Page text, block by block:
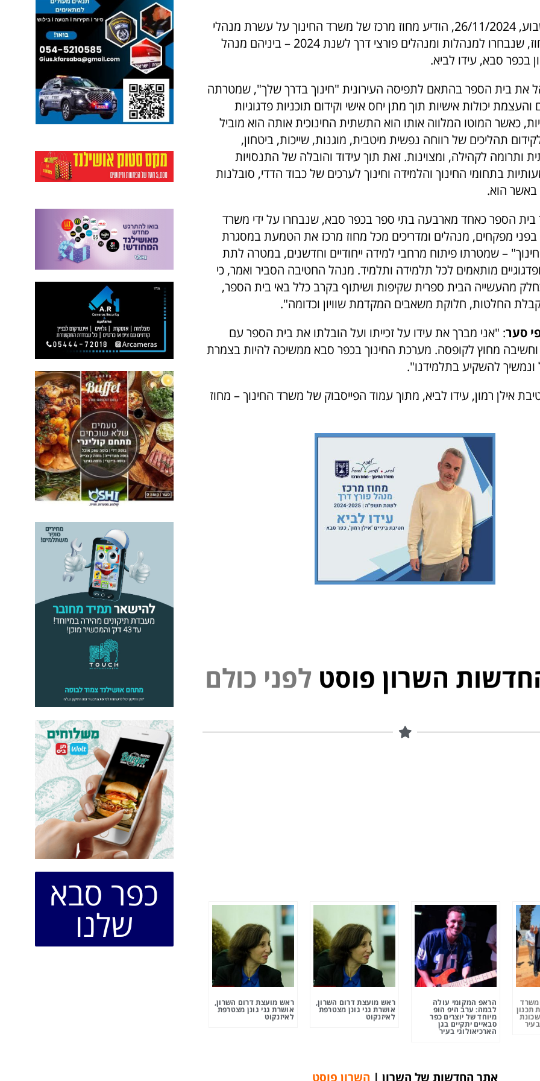
ביום שלישי השבוע, 26/11/2024, הודיע מחוז מרכז של משרד החינוך על עשרת מנהלי
בתי הספר במחוז, שנבחרו למנהלות ומנהלים פורצי דרך לשנת 2024 – ביניהם מנהל
בכפר סבא, עידו לביא.
את בית הספר בהתאם לתפיסה העירונית "חינוך בדרך שלך", שמטרתה
והעצמת יכולות אישיות תוך מתן יחס אישי וקידום תוכניות פדגוגיות
כאשר המוטו המלווה אותו הוא התשתית החינוכית אותה הוא מוביל
תהליכים של רווחה נפשית מיטבית, מוגנות, שייכות, ביטחון,
ותרומה לקהילה, ומצוינות. זאת תוך עידוד והובלה של התנסויות
בתחומי החינוך והלמידה וחינוך לערכים של כבוד הדדי, סובלנות
הוא.
בית הספר כאחד מארבעה בתי ספר בכפר סבא, שנבחרו על ידי משרד
בפני מפקחים, מנהלים ומדריכים מכל מחוז מרכז את הטמעת במסגרת
– שמטרתו פיתוח מרחבי למידה ייחודיים וחדשנים, במטרה לתת
מותאמים לכל תלמידה ותלמיד. מנהל החטיבה הסביר ואמר, כי
מהעשייה הבית ספרית שקיפות ושיתוף בקרב כלל באי בית הספר,
החלטות, חלוקת משאבים המקדמת שוויון וכדומה".
סער: "אני מברך את עידו על זכייתו ועל הובלתו את בית הספר עם
וחשיבה מחוץ לקופסה. מערכת החינוך בכפר סבא ממשיכה להיות בצמרת
ונמשיך להשקיע בתלמידנו".
אילן רמון, עידו לביא, מתוך עמוד הפייסבוק של משרד החינוך – מחוז
השרון פוסט לפני כולם
תכנון
הראפ המקומי עולה
לבמה: ערב היפ הופ
מיוחד של יוצרים כפר
סבאיים יתקיים בגן
הארכיאולוגי בעיר
ראש מועצת דרום השרון,
אושרת גני גונן מצטרפת
לאיזנקוט
ראש מועצת דרום השרון,
אושרת גני גונן מצטרפת
לאיזנקוט
כפר סבא
שלנו
אתר החדשות של השרון | השרון פוסט